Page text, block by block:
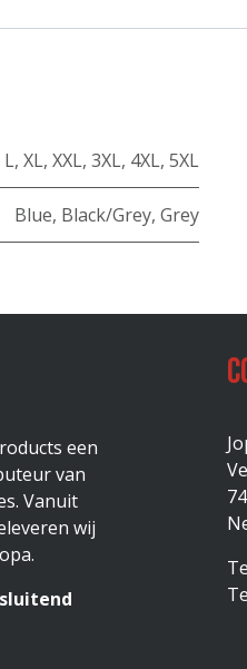
L, XL, XXL, 3XL, 4XL, 5XL
Blue, Black/Grey, Grey
een
van
Vanuit
wij